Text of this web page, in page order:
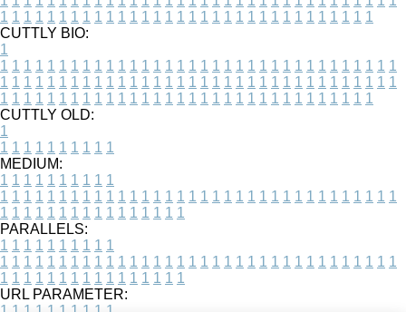
1 1 1 1 1 1 1 1 1 1 1 1 1 1 1 1 1 1 1 1 1 1 1 1 1 1 1 1 1 1 1 1
CUTTLY BIO:
1
1 1 1 1 1 1 1 1 1 1 1 1 1 1 1 1 1 1 1 1 1 1 1 1 1 1 1 1 1 1 1 1 1 1
1 1 1 1 1 1 1 1 1 1 1 1 1 1 1 1 1 1 1 1 1 1 1 1 1 1 1 1 1 1 1 1 1 1
1 1 1 1 1 1 1 1 1 1 1 1 1 1 1 1 1 1 1 1 1 1 1 1 1 1 1 1 1 1 1 1
CUTTLY OLD:
1
1 1 1 1 1 1 1 1 1 1
MEDIUM:
1 1 1 1 1 1 1 1 1 1
1 1 1 1 1 1 1 1 1 1 1 1 1 1 1 1 1 1 1 1 1 1 1 1 1 1 1 1 1 1 1 1 1 1
1 1 1 1 1 1 1 1 1 1 1 1 1 1 1 1
PARALLELS:
1 1 1 1 1 1 1 1 1 1
1 1 1 1 1 1 1 1 1 1 1 1 1 1 1 1 1 1 1 1 1 1 1 1 1 1 1 1 1 1 1 1 1 1
1 1 1 1 1 1 1 1 1 1 1 1 1 1 1 1
URL PARAMETER: